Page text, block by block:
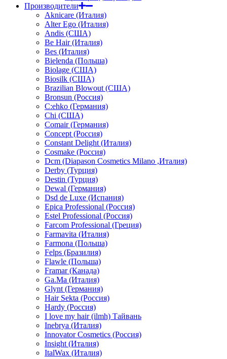
Производители
Aknicare (Италия)
Alter Ego (Италия)
Andis (США)
Be Hair (Италия)
Bes (Италия)
Bielenda (Польша)
Biolage (США)
Biosilk (США)
Brazilian Blowout (США)
Bronsun (Россия)
C:ehko (Германия)
Chi (США)
Comair (Германия)
Concept (Россия)
Constant Delight (Италия)
Cosmake (Россия)
Dcm (Diapason Cosmetics Milano ,Италия)
Derby (Турция)
Destin (Турция)
Dewal (Германия)
Dsd de Luxe (Испания)
Epica Professional (Россия)
Estel Professional (Россия)
Farcom Professional (Греция)
Farmavita (Италия)
Farmona (Польша)
Felps (Бразилия)
Flawle (Польша)
Framar (Канада)
Ga.Ma (Италия)
Glynt (Германия)
Hair Sekta (Россия)
Hardy (Россия)
I love my hair (ilmh) Тайвань
Inebrya (Италия)
Innovator Cosmetics (Россия)
Insight (Италия)
ItalWax (Италия)